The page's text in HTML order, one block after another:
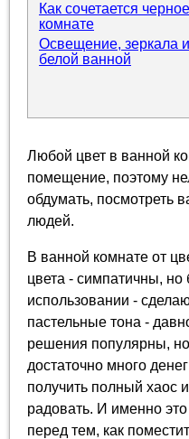
Как сочетается
комнате
Освещение, зеркала
белой ванной
Любой цвет в ванной
помещение, поэтому
обдумать, посмотреть
людей.
В ванной комнате от
цвета - симпатичны, но
использовании -
пастельные тона -
решения популярны,
достаточно много
получить полный хаос
радовать. И именно
перед тем, как